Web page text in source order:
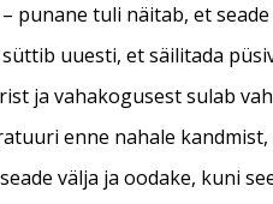
punane tuli näitab, et
uuesti, et säilitada
ja vahakogusest sulab
enne nahale
välja ja oodake, kuni